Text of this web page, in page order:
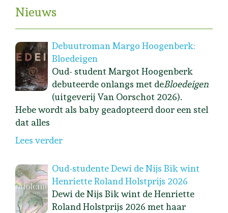
Nieuws
Debuutroman Margo Hoogenberk:
Bloedeigen
Oud- student Margot Hoogenberk
debuteerde onlangs met deBloedeigen
(uitgeverij Van Oorschot 2026).
Hebe wordt als baby geadopteerd door een stel
dat alles
Lees verder
Oud-studente Dewi de Nijs Bik wint
Henriette Roland Holstprijs 2026
Dewi de Nijs Bik wint de Henriette
Roland Holstprijs 2026 met haar